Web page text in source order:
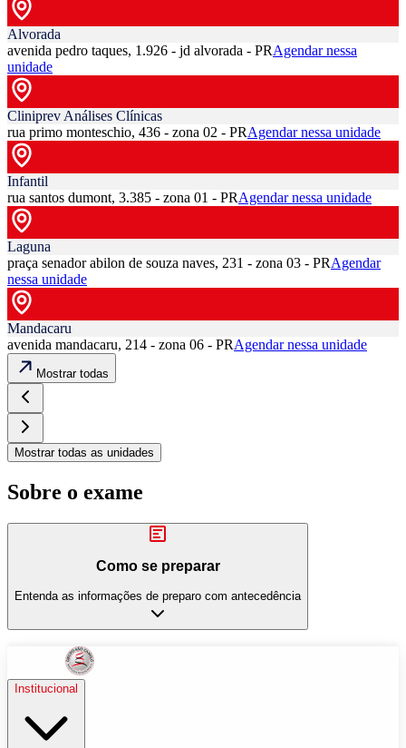
Alvorada
avenida pedro taques, 1.926 - jd alvorada - PRAgendar nessa
unidade
Cliniprev Análises Clínicas
rua primo monteschio, 436 - zona 02 - PRAgendar nessa unidade
Infantil
rua santos dumont, 3.385 - zona 01 - PRAgendar nessa unidade
Laguna
praça senador abilon de souza naves, 231 - zona 03 - PRAgendar
nessa unidade
Mandacaru
avenida mandacaru, 214 - zona 06 - PRAgendar nessa unidade
Mostrar todas
Mostrar todas as unidades
Sobre o exame
Como se preparar
Entenda as informações de preparo com antecedência
Institucional